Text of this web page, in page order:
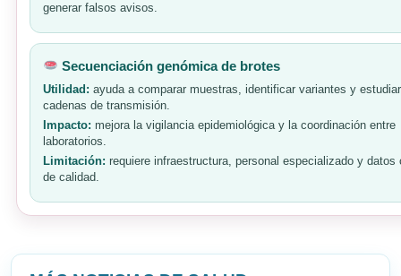
generar falsos avisos.
Secuenciación genómica de brotes
Utilidad: ayuda a comparar muestras, identificar variantes y estudiar
cadenas de transmisión.
Impacto: mejora la vigilancia epidemiológica y la coordinación entre
laboratorios.
Limitación: requiere infraestructura, personal especializado y datos
de calidad.